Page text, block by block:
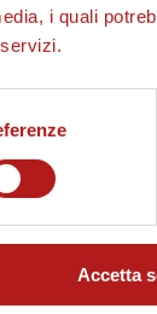
i quali
Accetta